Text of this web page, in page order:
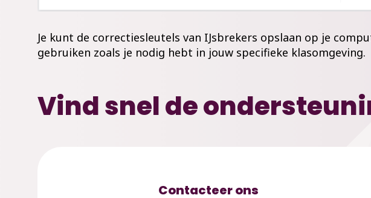
Je kunt de correctiesleutels van IJsbrekers opslaan op je
gebruiken zoals je nodig hebt in jouw specifieke klasomgeving.
Vind snel de
Contacteer ons